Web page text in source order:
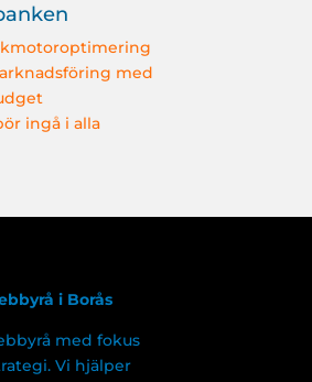
med
ingå i alla
i Borås
med fokus
Vi hjälper